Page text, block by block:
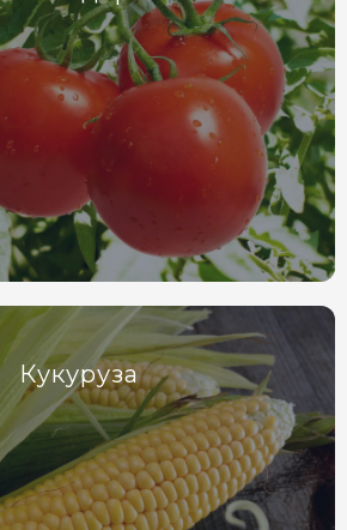
Кукуруза